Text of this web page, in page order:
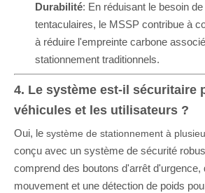
Durabilité: En réduisant le besoin
tentaculaires, le MSSP contribue à
à réduire l'empreinte carbone
stationnement traditionnels.
4. Le système est-il sécuritaire
véhicules et les utilisateurs ?
Oui, le système de stationnement à
conçu avec un système de sécurité
comprend des boutons d'arrêt d'urgence,
mouvement et une détection de poids